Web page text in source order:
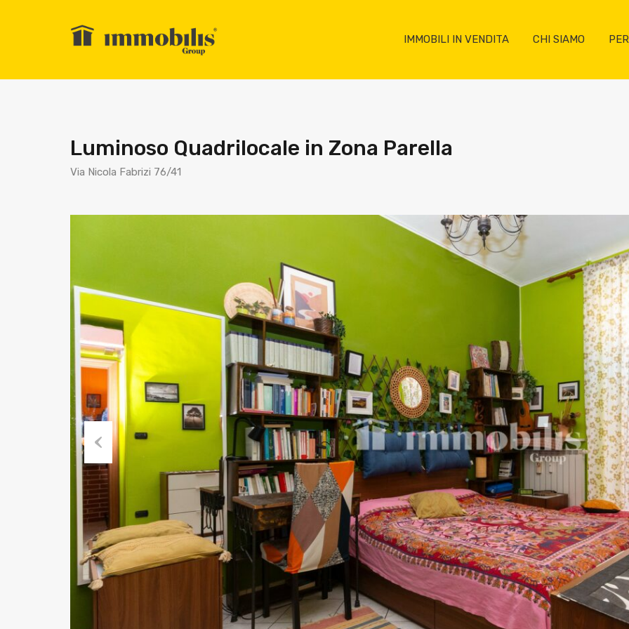
IMMOBILI IN VENDITA CHI SIAMO
Luminoso Quadrilocale in Zona Parella
Via Nicola Fabrizi 76/41
Previ
ous